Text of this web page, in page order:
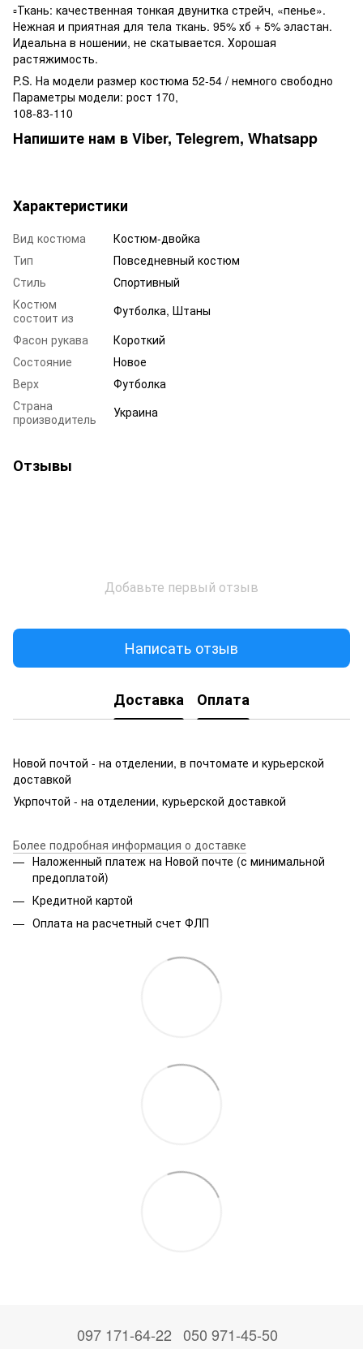
▫️Ткань: качественная тонкая двунитка стрейч, «пенье».
Нежная и приятная для тела ткань. 95% хб + 5% эластан.
Идеальна в ношении, не скатывается. Хорошая
растяжимость.
P.S. На модели размер костюма 52-54 / немного свободно
Параметры модели: рост 170,
108-83-110
Напишите нам в Viber, Telegrem, Whatsapp
Характеристики
Вид костюма
Костюм-двойка
Тип
Повседневный костюм
Стиль
Спортивный
Костюм
состоит из
Футболка, Штаны
Фасон рукава
Короткий
Состояние
Новое
Верх
Футболка
Страна
производитель
Украина
Отзывы
Добавьте первый отзыв
Написать отзыв
Доставка Оплата
Новой почтой - на отделении, в почтомате и курьерской
доставкой
Укрпочтой - на отделении, курьерской доставкой
Более подробная информация о доставке
Наложенный платеж на Новой почте (с минимальной
предоплатой)
Кредитной картой
Оплата на расчетный счет ФЛП
097 171-64-22 050 971-45-50